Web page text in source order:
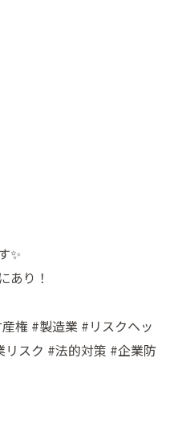
✨
あり！
権 #製造業 #リスクヘッ
スク #法的対策 #企業防